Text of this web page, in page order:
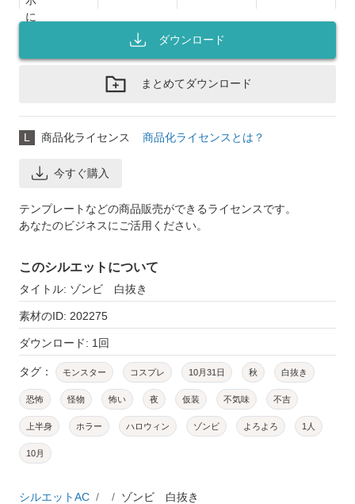
ダウンロード
まとめてダウンロード
L 商品化ライセンス 商品化ライセンスとは？
今すぐ購入
テンプレートなどの商品販売ができるライセンスです。
あなたのビジネスにご活用ください。
このシルエットについて
タイトル: ゾンビ 白抜き
素材のID: 202275
ダウンロード: 1回
タグ： モンスター コスプレ 10月31日 秋 白抜き
恐怖 怪物 怖い 夜 仮装 不気味 不吉
上半身 ホラー ハロウィン ゾンビ よろよろ 1人
10月
シルエットAC ゾンビ 白抜き